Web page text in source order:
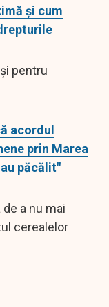
şi cum
pentru
acordul
prin Marea
păcălit"
a nu mai
cerealelor